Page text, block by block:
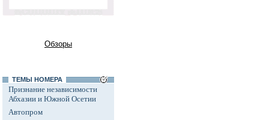
Обзоры
ТЕМЫ НОМЕРА
Признание независимости
Абхазии и Южной Осетии
Автопром